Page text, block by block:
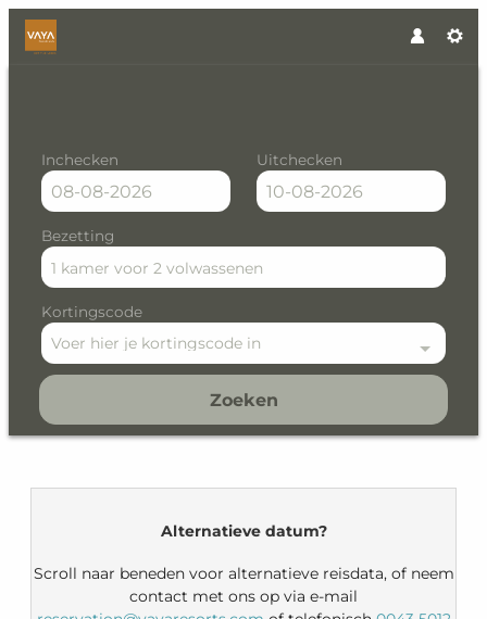
Inchecken Uitchecken
Bezetting
1 kamer voor 2 volwassenen
Kortingscode
Voer hier je kortingscode in
Zoeken
VAYA Nauders - Our
Alternatieve datum?
Scroll naar beneden voor alternatieve reisdata, of neem
contact met ons op via e-mail